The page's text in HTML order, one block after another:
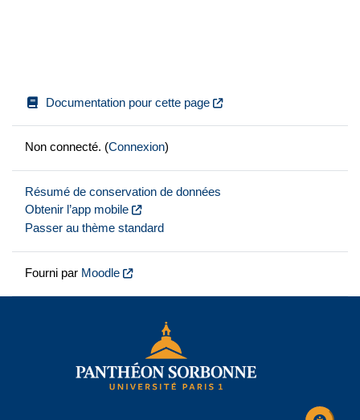
Documentation pour cette page
Non connecté. (Connexion)
Résumé de conservation de données
Obtenir l’app mobile
Passer au thème standard
Fourni par Moodle